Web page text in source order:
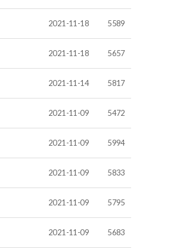
2021-11-18 5589
2021-11-18 5657
2021-11-14 5817
2021-11-09 5472
2021-11-09 5994
2021-11-09 5833
2021-11-09 5795
2021-11-09 5683